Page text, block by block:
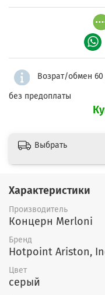
Возрат/обмен 60
без предоплаты
Выбрать
Характеристики
Производитель
Концерн Merloni
Бренд
Цвет
серый